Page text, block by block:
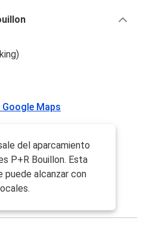
Maps
del aparcamiento
P+R Bouillon. Esta
puede alcanzar con